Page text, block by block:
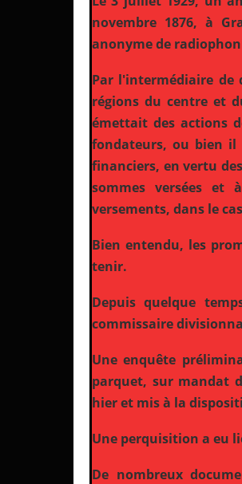
novembre 1876, à
anonyme de
Par l'intermédiaire de
régions du centre et
émettait des actions
fondateurs, ou bien il
financiers, en vertu
sommes versées et
versements, dans le
Bien entendu, les
tenir.
Depuis quelque
commissaire
Une enquête
parquet, sur mandat
hier et mis à la
Une perquisition a eu
De nombreux